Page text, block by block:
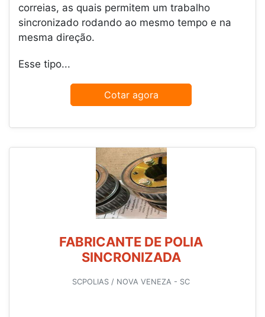
correias, as quais permitem um trabalho
sincronizado rodando ao mesmo tempo e na
mesma direção.
Esse tipo...
Cotar agora
FABRICANTE DE POLIA
SINCRONIZADA
SCPOLIAS / NOVA VENEZA - SC